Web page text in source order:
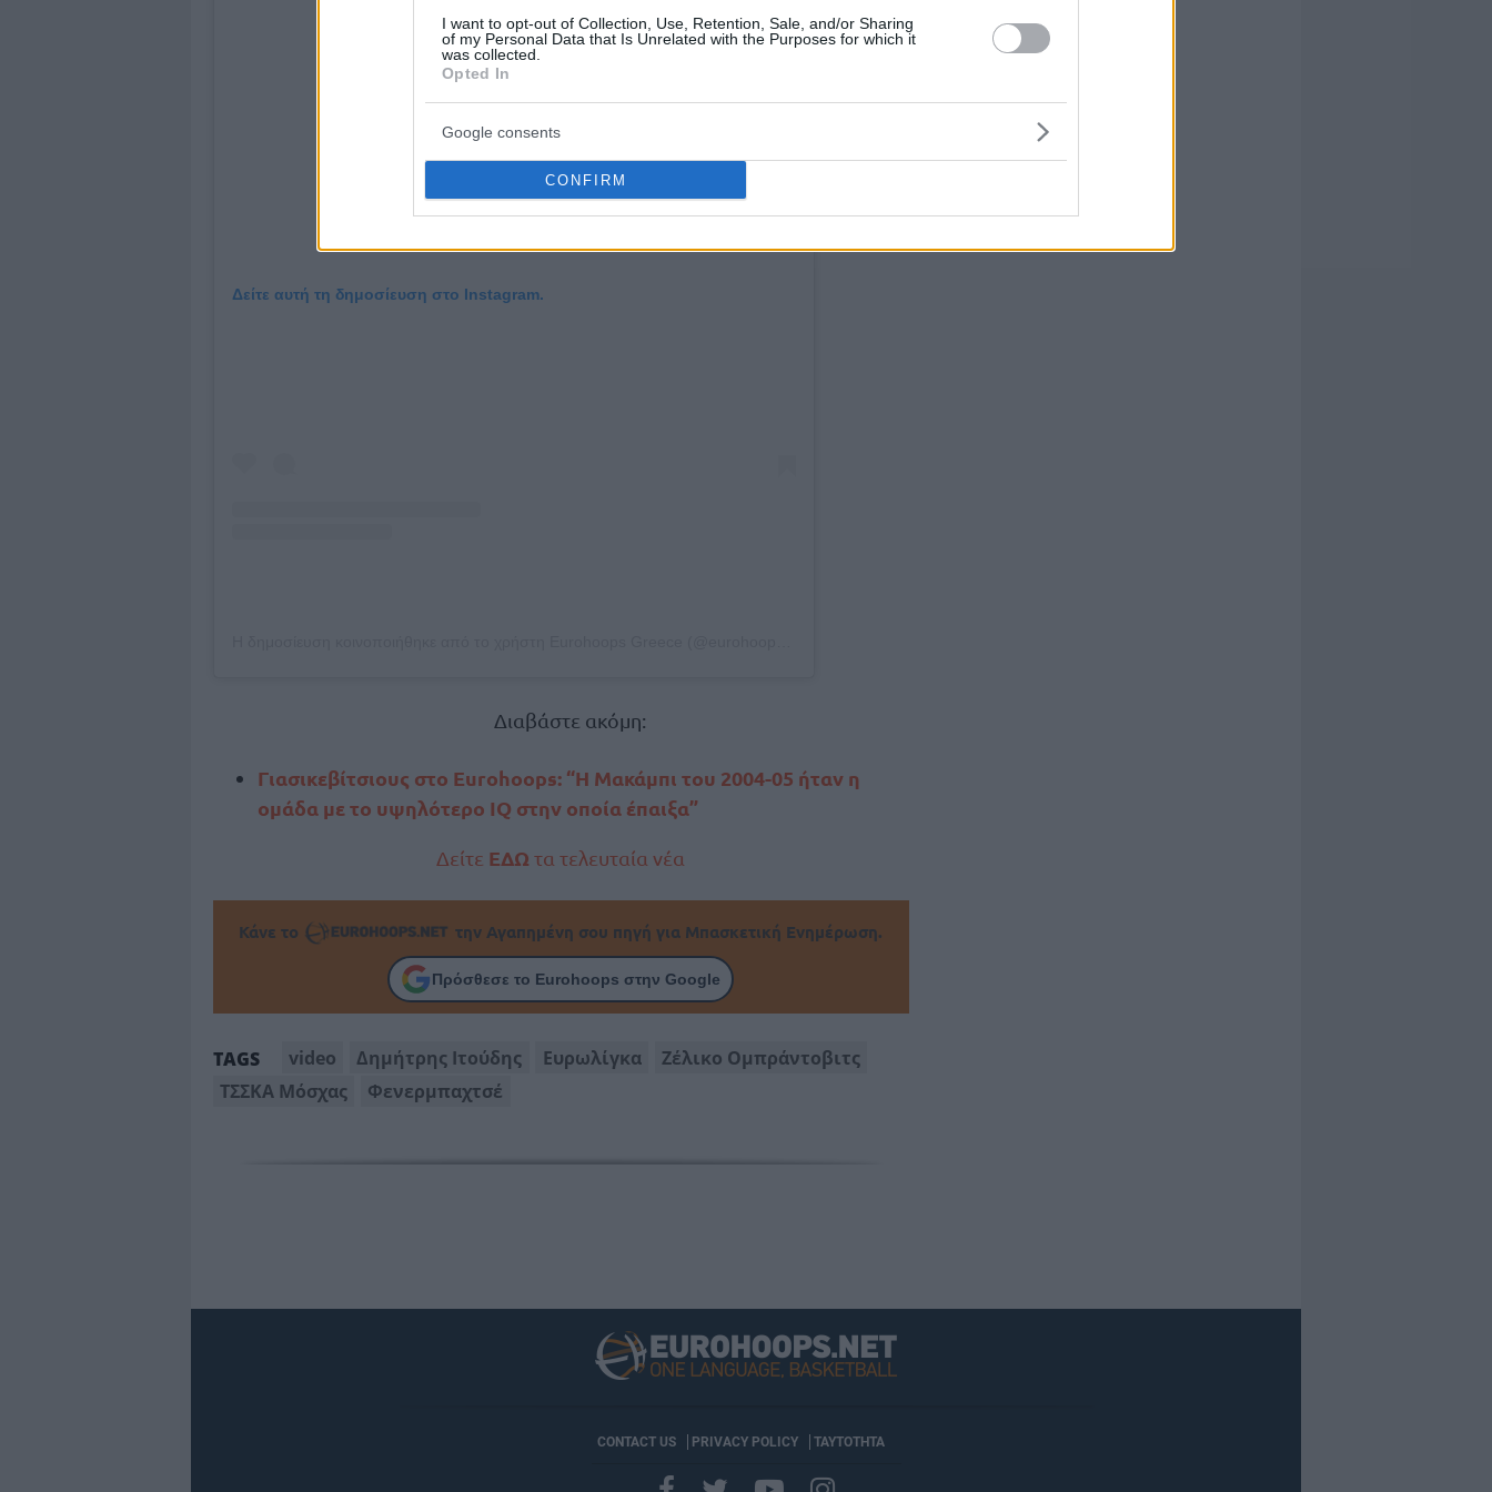
I want to opt-out of Collection, Use, Retention, Sale, and/or Sharing
of my Personal Data that Is Unrelated with the Purposes for which it
was collected.
Opted In
Google consents
CONFIRM
Δείτε αυτή τη δημοσίευση στο Instagram.
Διαβάστε ακόμη:
Γιασικεβίτσιους στο Eurohoops: “Η Μακάμπι του 2004-05 ήταν η
ομάδα με το υψηλότερο IQ στην οποία έπαιξα”
Δείτε ΕΔΩ τα τελευταία νέα
Κάνε το την Αγαπημένη σου πηγή για Μπασκετική Ενημέρωση.
Πρόσθεσε το Eurohoops στην Google
TAGS video Δημήτρης Ιτούδης Ευρωλίγκα
Ζέλικο Ομπράντοβιτς
ΤΣΣΚΑ Μόσχας
Φενερμπαχτσέ
CONTACT US PRIVACY POLICY ΤΑΥΤΟΤΗΤΑ